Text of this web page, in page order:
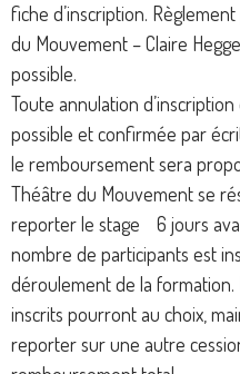
fiche d’inscription.
du Mouvement – Claire
possible.
Toute annulation
possible et confirmée par
le remboursement sera
Théâtre du Mouvement se
reporter le stage 6 jours
nombre de participants est
déroulement de la formation.
inscrits pourront au choix,
reporter sur une autre